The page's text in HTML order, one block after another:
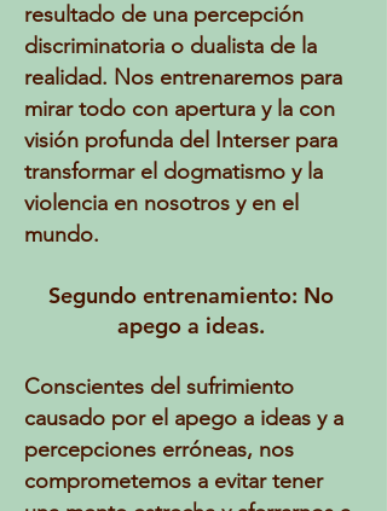
resultado de una percepción
discriminatoria o dualista de la
realidad. Nos entrenaremos para
mirar todo con apertura y la con
visión profunda del Interser para
transformar el dogmatismo y la
violencia en nosotros y en el
mundo.
Segundo entrenamiento: No
apego a ideas.
Conscientes del sufrimiento
causado por el apego a ideas y a
percepciones erróneas, nos
comprometemos a evitar tener